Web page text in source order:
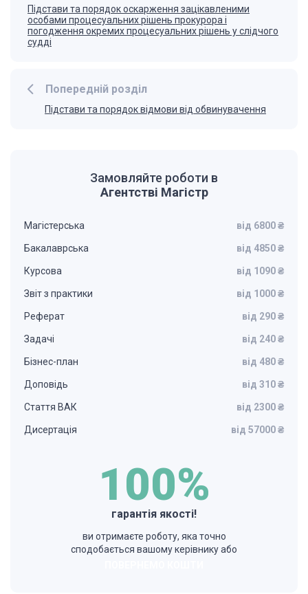
Попередній розділ
Підстави та порядок відмови від обвинувачення
Підстави та порядок оскарження зацікавленими
особами процесуальних рішень прокурора і
погодження окремих процесуальних рішень у слідчого
судді
Замовляйте роботи в
Агентстві Магістр
Магістерська від 6800 ₴
Бакалаврська від 4850 ₴
Курсова від 1090 ₴
Звіт з практики від 1000 ₴
Реферат від 290 ₴
Задачі від 240 ₴
Бізнес-план від 480 ₴
Доповідь від 310 ₴
Стаття ВАК від 2300 ₴
Дисертація від 57000 ₴
100%
гарантія якості!
ви отримаєте роботу, яка точно
сподобається вашому керівнику або